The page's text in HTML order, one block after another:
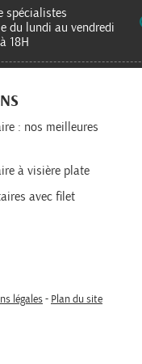
spécialistes
du lundi au vendredi
18H
: nos meilleures
à visière plate
avec filet
légales - Plan du site